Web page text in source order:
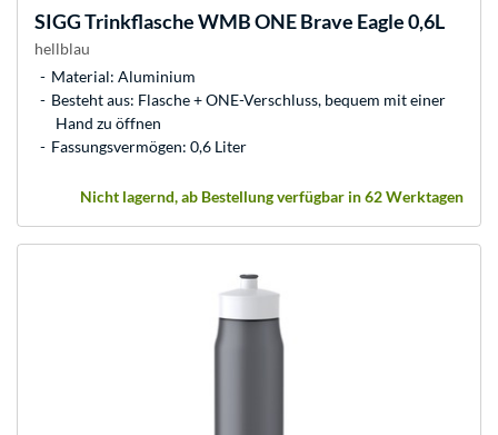
SIGGTrinkflasche WMB ONE Brave Eagle 0,6L
hellblau
Material: Aluminium
Besteht aus: Flasche + ONE-Verschluss, bequem mit einer
Hand zu öffnen
Fassungsvermögen: 0,6 Liter
Nicht lagernd, ab Bestellung verfügbar in 62 Werktagen